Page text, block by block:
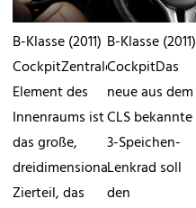
B-Klasse (2011)
CockpitZentrales
Element des
Innenraums ist
das große,
dreidimensionale
Zierteil, das
B-Klasse (2011)
CockpitDas
neue aus dem
CLS bekannte
3-Speichen-
Lenkrad soll
den